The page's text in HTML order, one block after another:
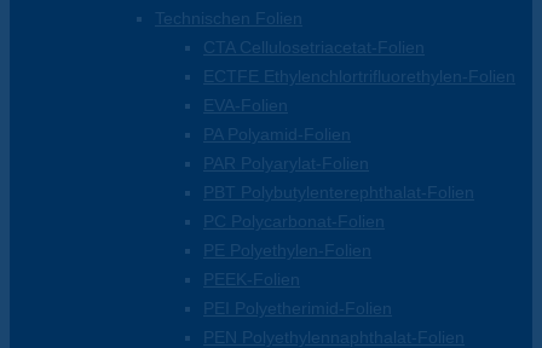
Technischen Folien
CTA Cellulosetriacetat-Folien
ECTFE Ethylenchlortrifluorethylen-Folien
EVA-Folien
PA Polyamid-Folien
PAR Polyarylat-Folien
PBT Polybutylenterephthalat-Folien
PC Polycarbonat-Folien
PE Polyethylen-Folien
PEEK-Folien
PEI Polyetherimid-Folien
PEN Polyethylennaphthalat-Folien